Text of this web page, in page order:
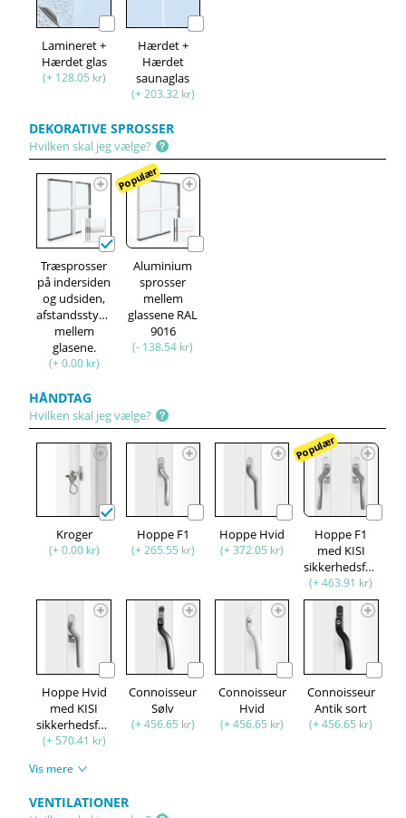
Lamineret +
Hærdet glas
(+ 128.05 kr)
Hærdet +
Hærdet
saunaglas
(+ 203.32 kr)
DEKORATIVE SPROSSER
Hvilken skal jeg vælge?
Træsprosser
på indersiden
og udsiden,
afstandsstykke
mellem
glasene.
(+ 0.00 kr)
Populær
Aluminium
sprosser
mellem
glassene RAL
9016
(- 138.54 kr)
HÅNDTAG
Hvilken skal jeg vælge?
Kroger
(+ 0.00 kr)
Hoppe F1
(+ 265.55 kr)
Hoppe Hvid
(+ 372.05 kr)
Populær
Hoppe F1
med KISI
sikkerhedsfunktion
(+ 463.91 kr)
Hoppe Hvid
med KISI
sikkerhedsfunktion
(+ 570.41 kr)
Connoisseur
Sølv
(+ 456.65 kr)
Connoisseur
Hvid
(+ 456.65 kr)
Connoisseur
Antik sort
(+ 456.65 kr)
Vis mere
VENTILATIONER